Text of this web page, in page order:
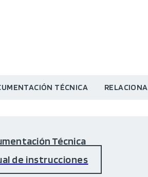
TÉCNICA
Técnica
de instrucciones